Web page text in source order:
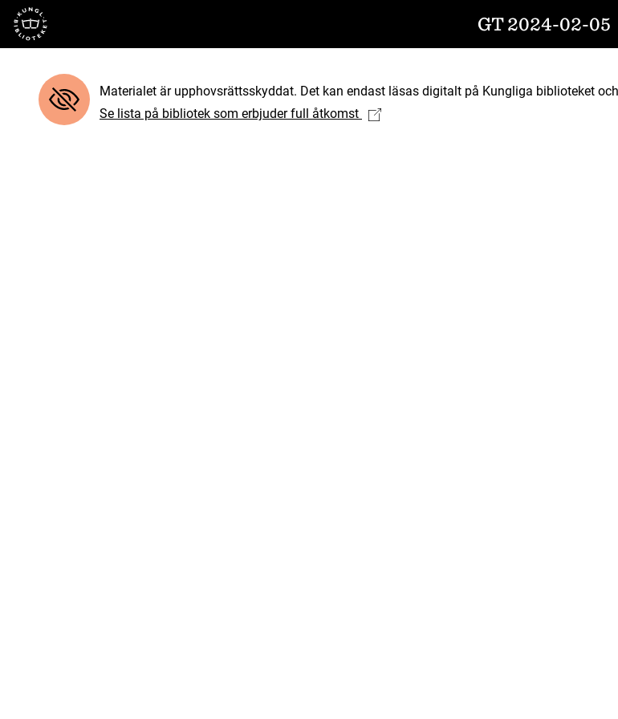
Till startsidan GT 2024-02-05
Materialet är upphovsrättsskyddat. Det kan endast läsas digitalt på Kungliga biblioteket
Se lista på bibliotek som erbjuder full åtkomst